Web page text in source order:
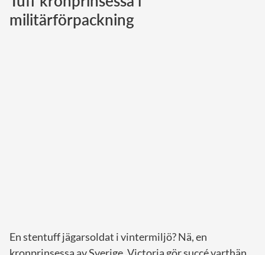
Norska kungahuset
militärförpackning
En stentuff jägarsoldat i vintermiljö? Nä, en
kronprinsessa av Sverige. Victoria gör succé varthän